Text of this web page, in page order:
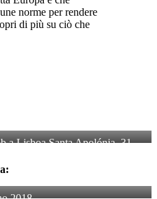
norme per rendere
di più su ciò che
a Lisboa Santa Apolónia, 31